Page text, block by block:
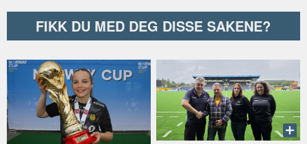
FIKK DU MED DEG DISSE SAKENE?